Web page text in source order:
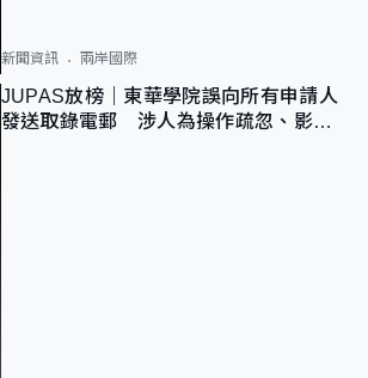
新聞資訊 兩岸國際
JUPAS放榜｜東華學院誤向所有申請人
發送取錄電郵 涉人為操作疏忽、影響